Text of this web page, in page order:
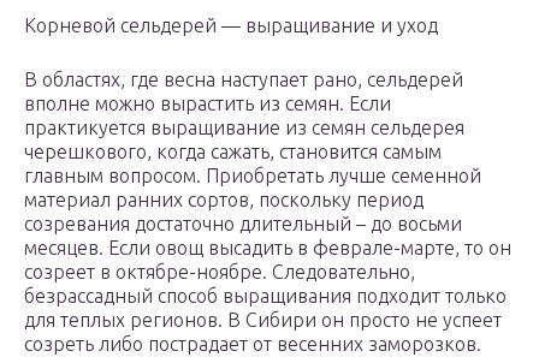
Корневой сельдерей — выращивание и уход
В областях, где весна наступает рано, сельдерей
вполне можно вырастить из семян. Если
практикуется выращивание из семян сельдерея
черешкового, когда сажать, становится самым
главным вопросом. Приобретать лучше семенной
материал ранних сортов, поскольку период
созревания достаточно длительный – до восьми
месяцев. Если овощ высадить в феврале-марте, то он
созреет в октябре-ноябре. Следовательно,
безрассадный способ выращивания подходит только
для теплых регионов. В Сибири он просто не успеет
созреть либо пострадает от весенних заморозков.